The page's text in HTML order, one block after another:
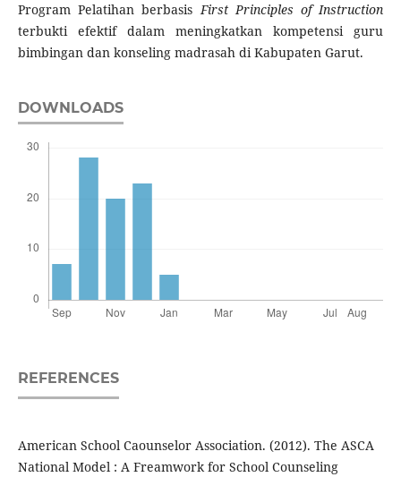
Program Pelatihan berbasisFirst Principles of Instruction
terbukti efektif dalam meningkatkan kompetensi guru
bimbingan dan konseling madrasah di Kabupaten Garut.
DOWNLOADS
REFERENCES
American School Caounselor Association. (2012). The ASCA
National Model : A Freamwork for School Counseling